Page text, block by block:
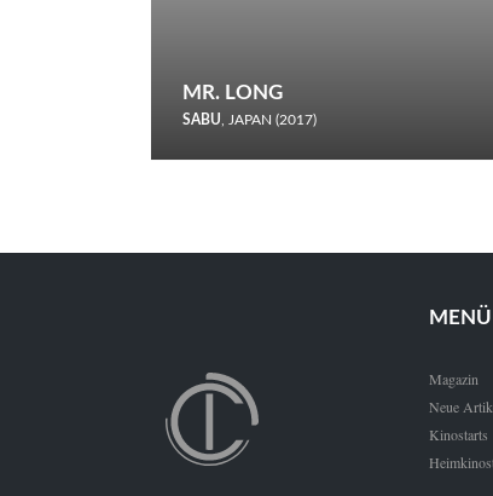
MR. LONG
SABU, JAPAN (2017)
den Wettbewerb.
MENÜ
Magazin
Neue
Kinostarts